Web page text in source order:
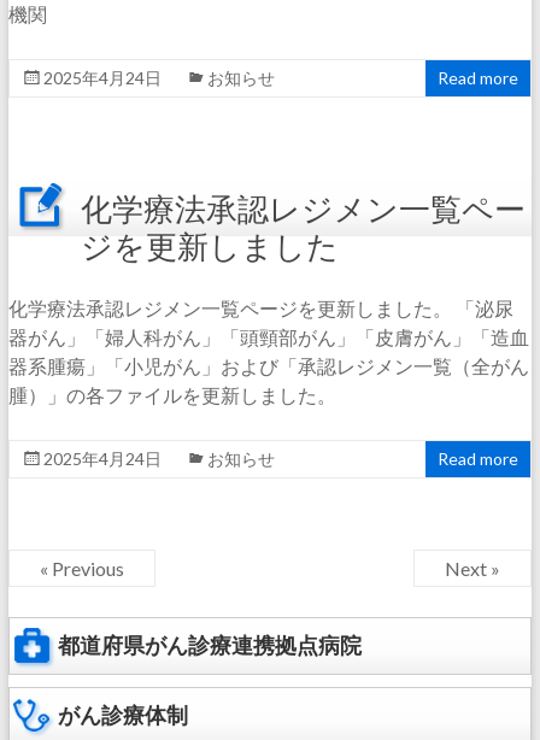
機関
2025年4月24日 お知らせ Read more
化学療法承認レジメン一覧ペー
ジを更新しました
化学療法承認レジメン一覧ページを更新しました。 「泌尿
器がん」「婦人科がん」「頭頸部がん」「皮膚がん」「造血
器系腫瘍」「小児がん」および「承認レジメン一覧（全がん
腫）」の各ファイルを更新しました。
2025年4月24日 お知らせ Read more
« Previous Next »
都道府県がん診療連携拠点病院
がん診療体制